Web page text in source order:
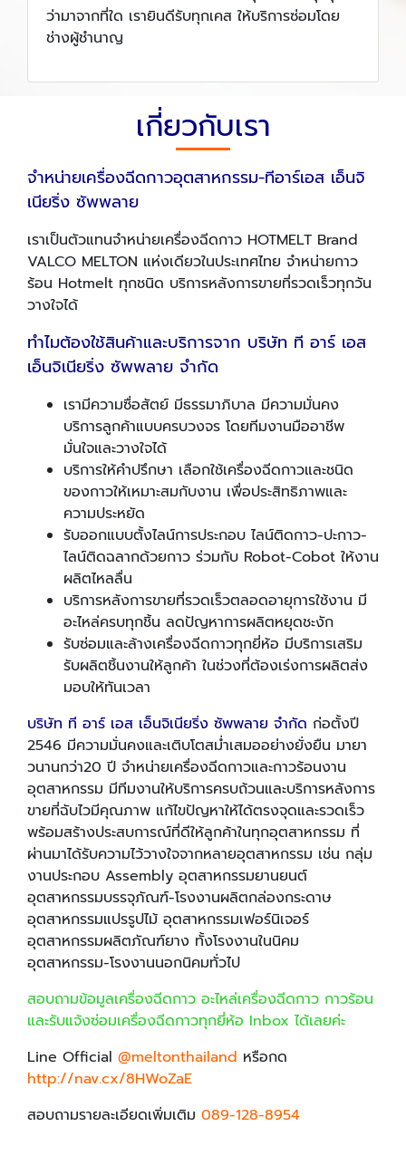
ว่ามาจากที่ใด เรายินดีรับทุกเคส ให้บริการซ่อมโดย
ช่างผู้ชำนาญ
เกี่ยวกับเรา
จำหน่ายเครื่องฉีดกาวอุตสาหกรรม-ทีอาร์เอส เอ็นจิ
เนียริ่ง ซัพพลาย
เราเป็นตัวแทนจำหน่ายเครื่องฉีดกาว HOTMELT Brand
VALCO MELTON แห่งเดียวในประเทศไทย จำหน่ายกาว
ร้อน Hotmelt ทุกชนิด บริการหลังการขายที่รวดเร็วทุกวัน
วางใจได้
ทำไมต้องใช้สินค้าและบริการจาก บริษัท ที อาร์ เอส
เอ็นจิเนียริ่ง ซัพพลาย จำกัด
เรามีความซื่อสัตย์ มีธรรมาภิบาล มีความมั่นคง
บริการลูกค้าแบบครบวงจร โดยทีมงานมืออาชีพ
มั่นใจและวางใจได้
บริการให้คำปรึกษา เลือกใช้เครื่องฉีดกาวและชนิด
ของกาวให้เหมาะสมกับงาน เพื่อประสิทธิภาพและ
ความประหยัด
รับออกแบบตั้งไลน์การประกอบ ไลน์ติดกาว-ปะกาว-
ไลน์ติดฉลากด้วยกาว ร่วมกับ Robot-Cobot ให้งาน
ผลิตไหลลื่น
บริการหลังการขายที่รวดเร็วตลอดอายุการใช้งาน มี
อะไหล่ครบทุกชิ้น ลดปัญหาการผลิตหยุดชะงัก
รับซ่อมและล้างเครื่องฉีดกาวทุกยี่ห้อ มีบริการเสริม
รับผลิตชิ้นงานให้ลูกค้า ในช่วงที่ต้องเร่งการผลิตส่ง
มอบให้ทันเวลา
บริษัท ที อาร์ เอส เอ็นจิเนียริ่ง ซัพพลาย จำกัด ก่อตั้งปี
2546 มีความมั่นคงและเติบโตสม่ำเสมออย่างยั่งยืน มายา
วนานกว่า20 ปี จำหน่ายเครื่องฉีดกาวและกาวร้อนงาน
อุตสาหกรรม มีทีมงานให้บริการครบถ้วนและบริการหลังการ
ขายที่ฉับไวมีคุณภาพ แก้ไขปัญหาให้ได้ตรงจุดและรวดเร็ว
พร้อมสร้างประสบการณ์ที่ดีให้ลูกค้าในทุกอุตสาหกรรม ที่
ผ่านมาได้รับความไว้วางใจจากหลายอุตสาหกรรม เช่น กลุ่ม
งานประกอบ Assembly อุตสาหกรรมยานยนต์
อุตสาหกรรมบรรจุภัณฑ์-โรงงานผลิตกล่องกระดาษ
อุตสาหกรรมแปรรูปไม้ อุตสาหกรรมเฟอร์นิเจอร์
อุตสาหกรรมผลิตภัณฑ์ยาง ทั้งโรงงานในนิคม
อุตสาหกรรม-โรงงานนอกนิคมทั่วไป
สอบถามข้อมูลเครื่องฉีดกาว อะไหล่เครื่องฉีดกาว กาวร้อน
และรับแจ้งซ่อมเครื่องฉีดกาวทุกยี่ห้อ Inbox ได้เลยค่ะ
Line Official @meltonthailand หรือกด
http://nav.cx/8HWoZaE
สอบถามรายละเอียดเพิ่มเติม 089-128-8954